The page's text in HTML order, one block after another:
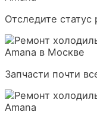
Отследите
Запчасти почти